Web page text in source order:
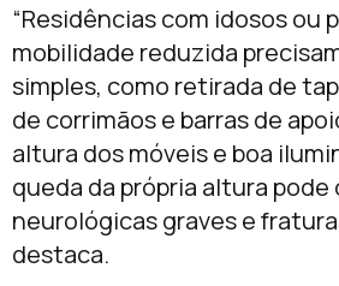
“Residências com idosos ou
mobilidade reduzida
simples, como retirada de
de corrimãos e barras de
altura dos móveis e boa
queda da própria altura pode
neurológicas graves e
destaca.